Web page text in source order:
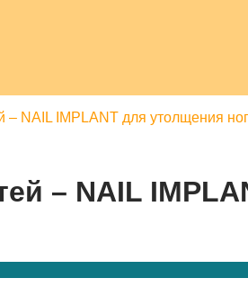
– NAIL IMPLANT для утолщения
– NAIL